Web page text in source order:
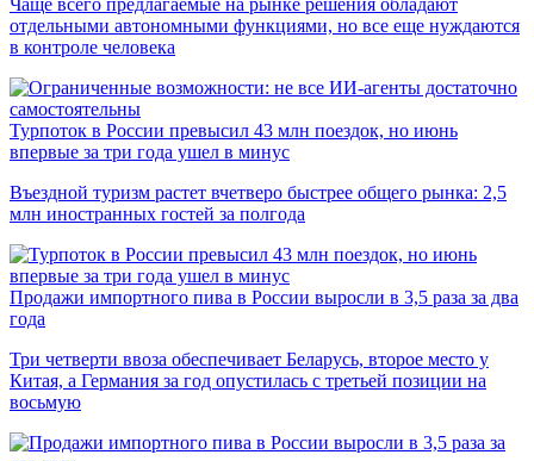
Чаще всего предлагаемые на рынке решения обладают
отдельными автономными функциями, но все еще нуждаются
в контроле человека
Турпоток в России превысил 43 млн поездок, но июнь
впервые за три года ушел в минус
Въездной туризм растет вчетверо быстрее общего рынка: 2,5
млн иностранных гостей за полгода
Продажи импортного пива в России выросли в 3,5 раза за два
года
Три четверти ввоза обеспечивает Беларусь, второе место у
Китая, а Германия за год опустилась с третьей позиции на
восьмую